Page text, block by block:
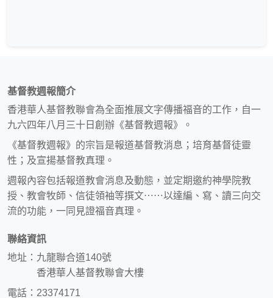
基督教週報簡介
香港華人基督教聯會為全面推展文字傳播福音的工作，自一
九六四年八月三十日創辦《基督教週報》。
《基督教週報》的宗旨是報道基督教消息；培育基督徒靈
性；及宣揚基督教真理。
週報內容包括報道教會消息及動態，並定期邀約神學院教
授、教會牧師、信徒領袖等撰文⋯⋯以達編、寫、讀三向交
流的功能，一同見證福音真理。
聯絡資訊
地址：九龍聯合道140號
香港華人基督教聯會大樓
電話：23374171